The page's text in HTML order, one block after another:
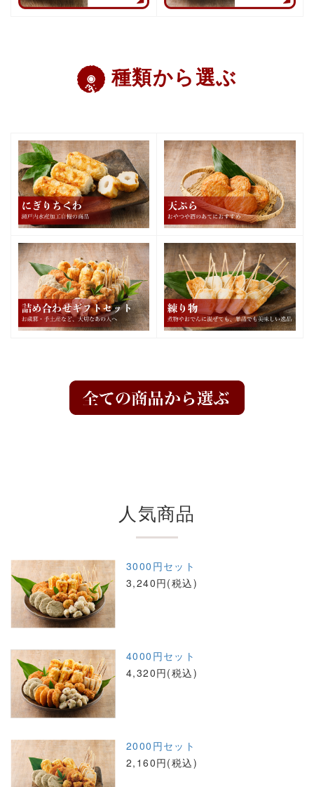
種類から選ぶ
人気商品
3000円セット
3,240円(税込)
4000円セット
4,320円(税込)
2000円セット
2,160円(税込)